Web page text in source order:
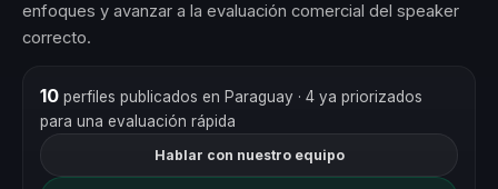
enfoques y avanzar a la evaluación comercial del speaker
correcto.
10perfiles publicados en Paraguay · 4 ya priorizados
para una evaluación rápida
Hablar con nuestro equipo